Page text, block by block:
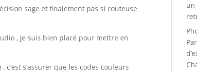
sage et finalement pas si couteuse
, je suis bien placé pour mettre en
s’assurer que les codes couleurs
un